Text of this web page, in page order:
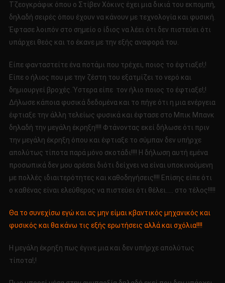
Τζεογκράφικ όπου ο Στίβεν Χόκινς έχει μια δικιά του εκπομπή,
δηλαδή σειρές όπου έχουν να κάνουν με τεχνολογία και φυσική.
Έφτασε λοιπόν στο σημείο ο ίδιος να λέει ότι δεν πιστεύει ότι
υπάρχει θεός και το έκανε με την εξής αναφορά του.
Είπε φανταστείτε ένα ποτάμι που τρέχει, ποιος το έφτιαξε!;!
Είπε ο ήλιος που με την ζέστη του εξατμίζει το νερό και
δημιουργεί βροχές. Ύστερα είπε τον ήλιο ποιος το έφτιαξε!;!
Δήλωσε κάποια φυσικά δεδομένα και το πήγε ότι η μια ενέργεια
έφτιαξε την άλλη τελείως φυσικά και έφτασε στο Μπικ Μπανκ
δηλαδή την μεγάλη έκρηξη!!!! Φτάνοντας εκεί δήλωσε ότι πριν
την μεγάλη έκρηξη όπου και έφτιαξε το σύμπαν δεν υπήρχε
απολύτως τίποτα παρά μόνο σκοτάδι!!!! Η δήλωση αυτή εμένα
προσωπικά δεν μου αρέσει διότι δείχνει να είναι υποκινούμενη
με πολλές ιδιαιτερότητες και καθοδηγήσεις!!!! Επίσης είπε ότι
ο καθένας είναι ελεύθερος να πιστεύει ότι θέλει….. στο τέλος!!!!!
Θα το συνεχίσω εγώ και ας μην είμαι κβαντικός μηχανικός και
φυσικός και θα κάνω τις εξής ερωτήσεις αλλά και σχόλια!!!!
Η μεγάλη έκρηξη πως έγινε μια και δεν υπήρχε απολύτως
τίποτα!;!